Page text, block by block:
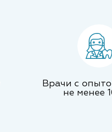
Врачи с
не менее